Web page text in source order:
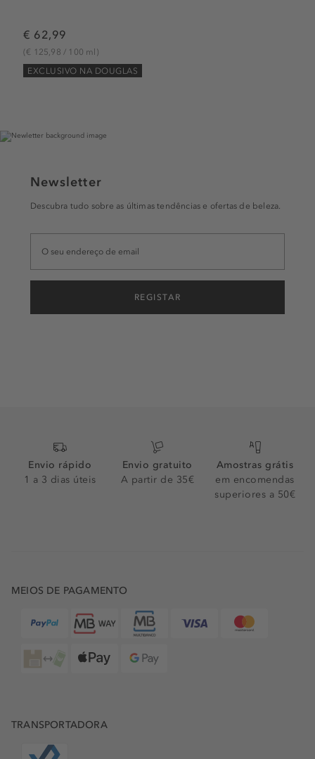
€ 62,99
(€ 125,98 / 100 ml)
EXCLUSIVO NA DOUGLAS
Newsletter
Descubra tudo sobre as últimas tendências e ofertas de beleza.
REGISTAR
Envio rápido
1 a 3 dias úteis
Envio gratuito
A partir de 35€
Amostras grátis
em encomendas
superiores a 50€
MEIOS DE PAGAMENTO
TRANSPORTADORA